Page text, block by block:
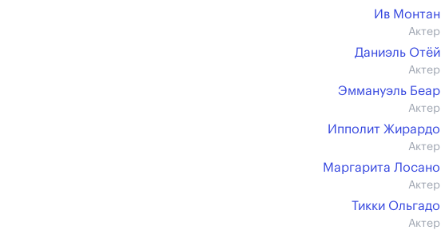
Ив Монтан
Актер
Даниэль Отёй
Актер
Эммануэль Беар
Актер
Ипполит Жирардо
Актер
Маргарита Лосано
Актер
Тикки Ольгадо
Актер